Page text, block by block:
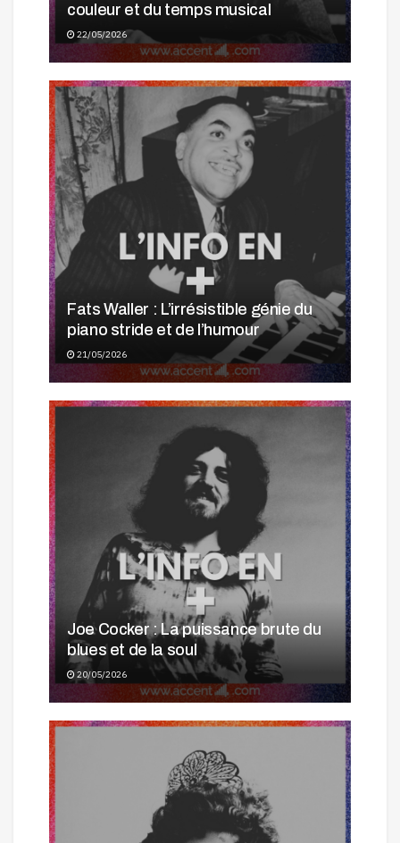
couleur et du temps musical
22/05/2026
Fats Waller : L’irrésistible génie du
piano stride et de l’humour
21/05/2026
Joe Cocker : La puissance brute du
blues et de la soul
20/05/2026